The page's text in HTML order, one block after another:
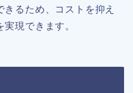
るため、コストを抑え
現できます。